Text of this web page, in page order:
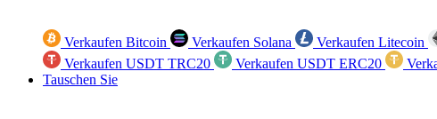
Verkaufen Bitcoin Verkaufen Solana Verkaufen Litecoin
Verkaufen USDT TRC20
Verkaufen USDT ERC20
Tauschen Sie